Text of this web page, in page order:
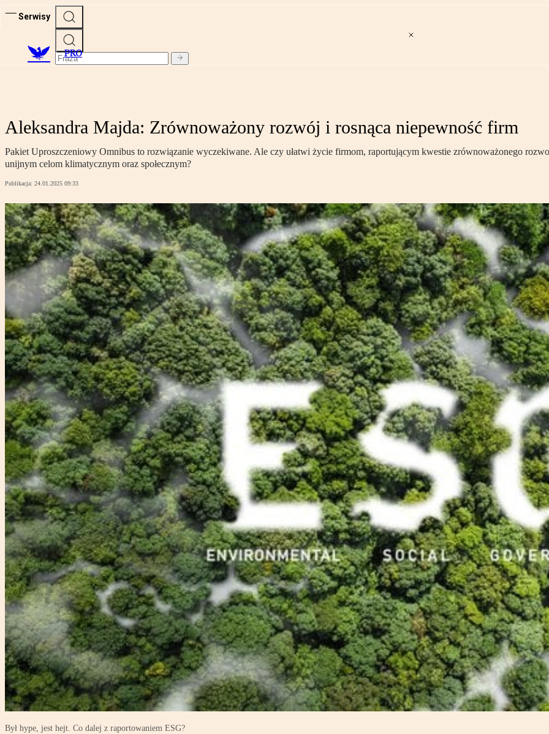
Serwisy
PRO
Aleksandra Majda: Zrównoważony rozwój i rosnąca niepewność firm
Pakiet Uproszczeniowy Omnibus to rozwiązanie wyczekiwane. Ale czy ułatwi życie firmom, raportującym kwestie zrównoważonego
unijnym celom klimatycznym oraz społecznym?
Publikacja: 24.01.2025 09:33
Był hype, jest hejt. Co dalej z raportowaniem ESG?